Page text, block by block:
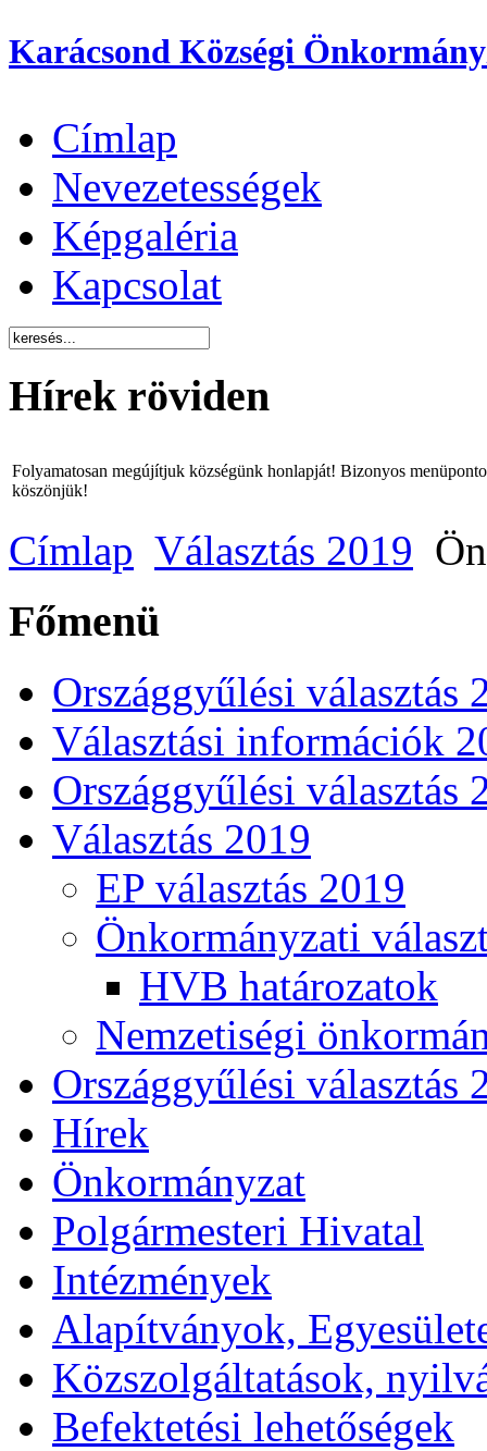
Karácsond Községi
Címlap
Nevezetességek
Képgaléria
Kapcsolat
Hírek röviden
Folyamatosan megújítjuk községünk honlapját! Bizonyos
köszönjük!
Címlap Választás 2019
Főmenü
Országgyűlési választás
Választási információk
Országgyűlési választás
Választás 2019
EP választás 2019
Önkormányzati
HVB határozatok
Nemzetiségi
Országgyűlési választás
Hírek
Önkormányzat
Polgármesteri Hivatal
Intézmények
Alapítványok,
Közszolgáltatások,
Befektetési lehetőségek